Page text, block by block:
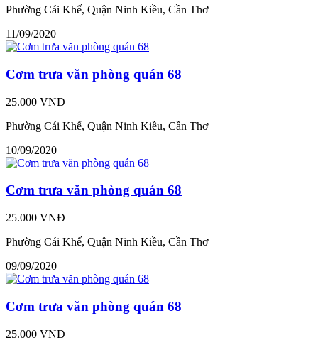
Phường Cái Khế, Quận Ninh Kiều, Cần Thơ
11/09/2020
Cơm trưa văn phòng quán 68
25.000 VNĐ
Phường Cái Khế, Quận Ninh Kiều, Cần Thơ
10/09/2020
Cơm trưa văn phòng quán 68
25.000 VNĐ
Phường Cái Khế, Quận Ninh Kiều, Cần Thơ
09/09/2020
Cơm trưa văn phòng quán 68
25.000 VNĐ